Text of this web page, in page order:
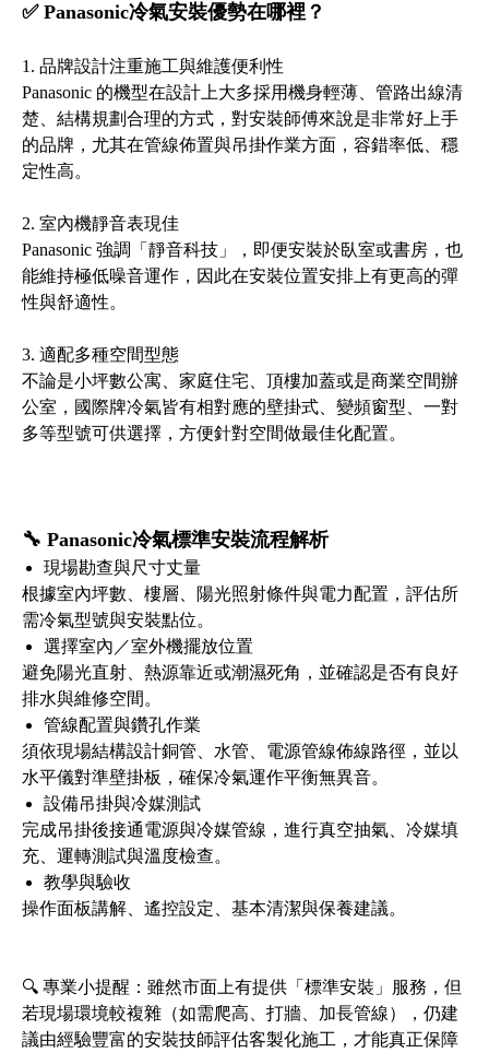
✅ Panasonic冷氣安裝優勢在哪裡？
1. 品牌設計注重施工與維護便利性
Panasonic 的機型在設計上大多採用機身輕薄、管路出線清
楚、結構規劃合理的方式，對安裝師傅來說是非常好上手
的品牌，尤其在管線佈置與吊掛作業方面，容錯率低、穩
定性高。
2. 室內機靜音表現佳
Panasonic 強調「靜音科技」，即便安裝於臥室或書房，也
能維持極低噪音運作，因此在安裝位置安排上有更高的彈
性與舒適性。
3. 適配多種空間型態
不論是小坪數公寓、家庭住宅、頂樓加蓋或是商業空間辦
公室，國際牌冷氣皆有相對應的壁掛式、變頻窗型、一對
多等型號可供選擇，方便針對空間做最佳化配置。
🔧 Panasonic冷氣標準安裝流程解析
現場勘查與尺寸丈量
根據室內坪數、樓層、陽光照射條件與電力配置，評估所
需冷氣型號與安裝點位。
選擇室內／室外機擺放位置
避免陽光直射、熱源靠近或潮濕死角，並確認是否有良好
排水與維修空間。
管線配置與鑽孔作業
須依現場結構設計銅管、水管、電源管線佈線路徑，並以
水平儀對準壁掛板，確保冷氣運作平衡無異音。
設備吊掛與冷媒測試
完成吊掛後接通電源與冷媒管線，進行真空抽氣、冷媒填
充、運轉測試與溫度檢查。
教學與驗收
操作面板講解、遙控設定、基本清潔與保養建議。
🔍 專業小提醒：雖然市面上有提供「標準安裝」服務，但
若現場環境較複雜（如需爬高、打牆、加長管線），仍建
議由經驗豐富的安裝技師評估客製化施工，才能真正保障